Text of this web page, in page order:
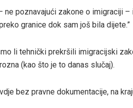
ne poznavajući zakone o imigraciji
granice dok sam još bila dijete.”
li tehnički prekršili imigracijski
(kao što je to danas slučaj).
bez pravne dokumentacije, na